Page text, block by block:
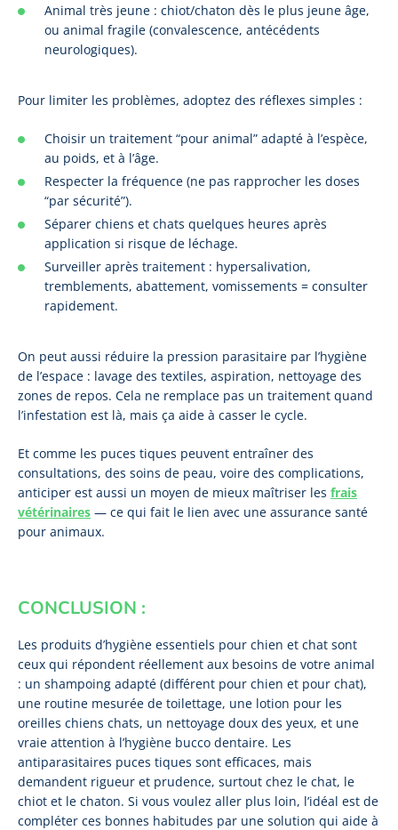
Animal très jeune : chiot/chaton dès le plus jeune âge,
ou animal fragile (convalescence, antécédents
neurologiques).
Pour limiter les problèmes, adoptez des réflexes simples :
Choisir un traitement “pour animal” adapté à l’espèce,
au poids, et à l’âge.
Respecter la fréquence (ne pas rapprocher les doses
“par sécurité”).
Séparer chiens et chats quelques heures après
application si risque de léchage.
Surveiller après traitement : hypersalivation,
tremblements, abattement, vomissements = consulter
rapidement.
On peut aussi réduire la pression parasitaire par l’hygiène
de l’espace : lavage des textiles, aspiration, nettoyage des
zones de repos. Cela ne remplace pas un traitement quand
l’infestation est là, mais ça aide à casser le cycle.
Et comme les puces tiques peuvent entraîner des
consultations, des soins de peau, voire des complications,
anticiper est aussi un moyen de mieux maîtriser les frais
vétérinaires — ce qui fait le lien avec une assurance santé
pour animaux.
CONCLUSION :
Les produits d’hygiène essentiels pour chien et chat sont
ceux qui répondent réellement aux besoins de votre animal
: un shampoing adapté (différent pour chien et pour chat),
une routine mesurée de toilettage, une lotion pour les
oreilles chiens chats, un nettoyage doux des yeux, et une
vraie attention à l’hygiène bucco dentaire. Les
antiparasitaires puces tiques sont efficaces, mais
demandent rigueur et prudence, surtout chez le chat, le
chiot et le chaton. Si vous voulez aller plus loin, l’idéal est de
compléter ces bonnes habitudes par une solution qui aide à